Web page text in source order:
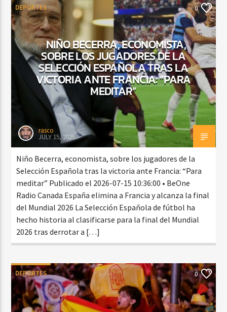
DEPORTES 0
NIÑO BECERRA, ECONOMISTA,
SOBRE LOS JUGADORES DE LA
SELECCIÓN ESPAÑOLA TRAS LA
VICTORIA ANTE FRANCIA: “PARA
MEDITAR”
rasco
JULY 15, 2026
Niño Becerra, economista, sobre los jugadores de la
Selección Española tras la victoria ante Francia: “Para
meditar” Publicado el 2026-07-15 10:36:00 • BeOne
Radio Canada España elimina a Francia y alcanza la final
del Mundial 2026 La Selección Española de fútbol ha
hecho historia al clasificarse para la final del Mundial
2026 tras derrotar a […]
DEPORTES 0